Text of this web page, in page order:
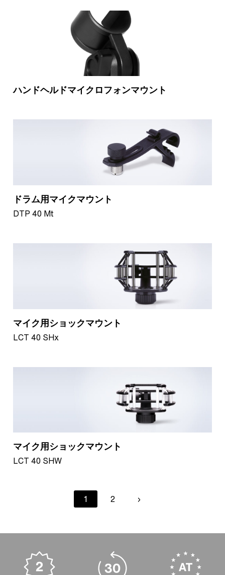
ハンドヘルドマイクロフォンマウント
ドラム用マイクマウント
DTP 40 Mt
​​​​​​​マイク用ショックマウント
LCT 40 SHx
​​​​​​​マイク用ショックマウント
LCT 40 SHW
Current
page
1 Page
2
Next
›